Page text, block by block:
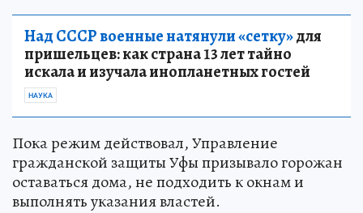
Над СССР военные натянули «сетку»для
пришельцев: как страна 13 лет тайно
искала и изучала инопланетных гостей
НАУКА
Пока режим действовал, Управление
гражданской защиты Уфы призывало горожан
оставаться дома, не подходить к окнам и
выполнять указания властей.